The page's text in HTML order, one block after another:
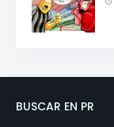
BUSCAR EN PR